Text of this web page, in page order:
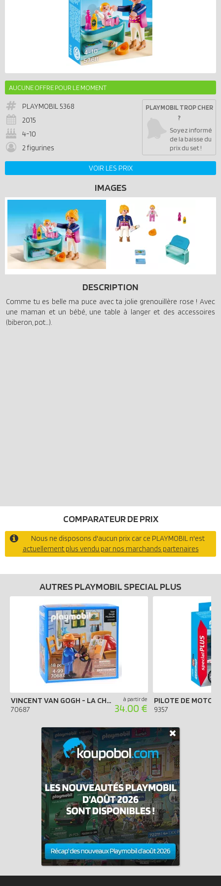
AUCUNE OFFRE POUR LE MOMENT
PLAYMOBIL5368
2015
4-10
2 figurines
PLAYMOBIL TROP CHER
?
Soyez informé
de la baisse du
prix du set !
VOIR LES PRIX
IMAGES
DESCRIPTION
Comme tu es belle ma puce avec ta jolie grenouillère rose ! Avec
une maman et un bébé, une table à langer et des accessoires
(biberon, pot…).
COMPARATEUR DE PRIX
Nous ne disposons d'aucun prix car ce PLAYMOBIL n'est
actuellement plus vendu par nos marchands partenaires
AUTRES PLAYMOBIL SPECIAL PLUS
VINCENT VAN GOGH - LA CHAMBRE DE VAN GOGH À ARLES
70687
à partir de
34.00 €
PILOTE DE
9357